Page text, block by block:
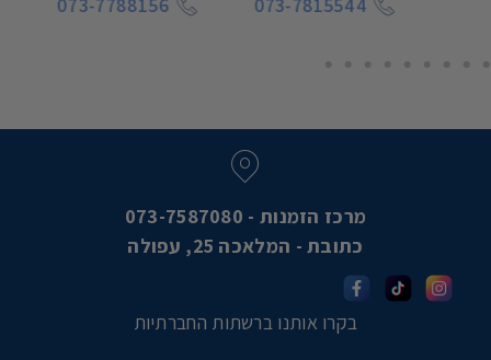
073-7815544
073-7788156
מרכז הזמנות - 073-7587080
כתובת - המלאכה 25, עפולה
בקרו אותנו ברשתות החברתיות